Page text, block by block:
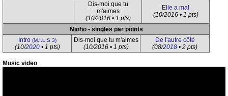
Dis-moi que tu
m'aimes
(10/2016 • 1 pts)
Elle a mal
(10/2016 • 1 pts)
Ninho • singles par points
Intro (M.I.L.S 3)
(10/2020• 1 pts)
Dis-moi que tu m'aimes
(10/2016 • 1 pts)
De l'autre côté
(08/2018 • 2 pts)
Music video